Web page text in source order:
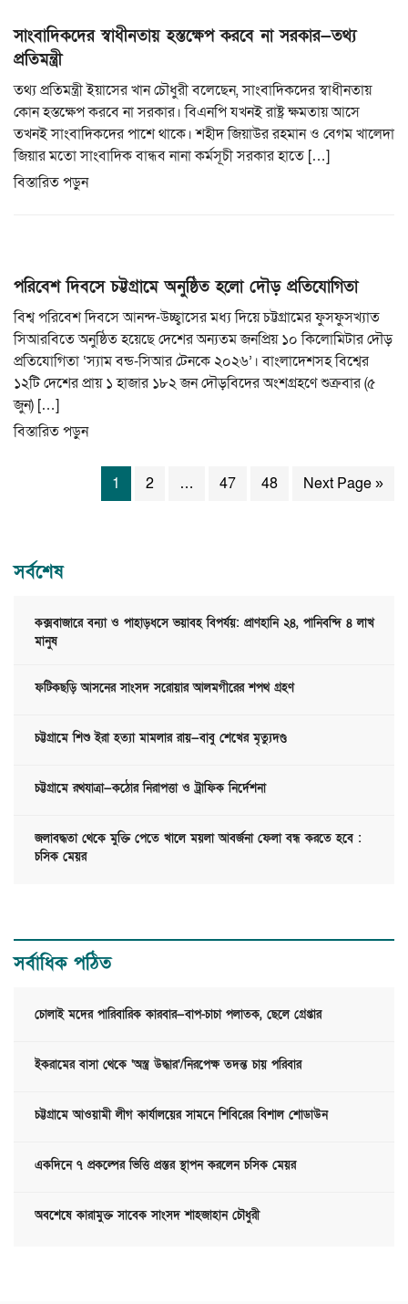
সাংবাদিকদের স্বাধীনতায় হস্তক্ষেপ করবে না সরকার—তথ্য
প্রতিমন্ত্রী
তথ্য প্রতিমন্ত্রী ইয়াসের খান চৌধুরী বলেছেন, সাংবাদিকদের স্বাধীনতায়
কোন হস্তক্ষেপ করবে না সরকার। বিএনপি যখনই রাষ্ট্র ক্ষমতায় আসে
তখনই সাংবাদিকদের পাশে থাকে। শহীদ জিয়াউর রহমান ও বেগম খালেদা
জিয়ার মতো সাংবাদিক বান্ধব নানা কর্মসূচী সরকার হাতে […]
বিস্তারিত পড়ুন
পরিবেশ দিবসে চট্টগ্রামে অনুষ্ঠিত হলো দৌড় প্রতিযোগিতা
বিশ্ব পরিবেশ দিবসে আনন্দ-উচ্ছ্বাসের মধ্য দিয়ে চট্টগ্রামের ফুসফুসখ্যাত
সিআরবিতে অনুষ্ঠিত হয়েছে দেশের অন্যতম জনপ্রিয় ১০ কিলোমিটার দৌড়
প্রতিযোগিতা ‘স্যাম বন্ড-সিআর টেনকে ২০২৬’। বাংলাদেশসহ বিশ্বের
১২টি দেশের প্রায় ১ হাজার ১৮২ জন দৌড়বিদের অংশগ্রহণে শুক্রবার (৫
জুন) […]
বিস্তারিত পড়ুন
1 2 … 47 48 Next Page »
সর্বশেষ
কক্সবাজারে বন্যা ও পাহাড়ধসে ভয়াবহ বিপর্যয়: প্রাণহানি ২৪, পানিবন্দি ৪ লাখ
মানুষ
ফটিকছড়ি আসনের সাংসদ সরোয়ার আলমগীরের শপথ গ্রহণ
চট্টগ্রামে শিশু ইরা হত্যা মামলার রায়—বাবু শেখের মৃত্যুদণ্ড
চট্টগ্রামে রথযাত্রা—কঠোর নিরাপত্তা ও ট্রাফিক নির্দেশনা
জলাবদ্ধতা থেকে মুক্তি পেতে খালে ময়লা আবর্জনা ফেলা বন্ধ করতে হবে :
চসিক মেয়র
সর্বাধিক পঠিত
চোলাই মদের পারিবারিক কারবার—বাপ-চাচা পলাতক, ছেলে গ্রেপ্তার
ইকরামের বাসা থেকে ‘অস্ত্র উদ্ধার’/নিরপেক্ষ তদন্ত চায় পরিবার
চট্টগ্রামে আওয়ামী লীগ কার্যালয়ের সামনে শিবিরের বিশাল শোডাউন
একদিনে ৭ প্রকল্পের ভিত্তি প্রস্তর স্থাপন করলেন চসিক মেয়র
অবশেষে কারামুক্ত সাবেক সাংসদ শাহজাহান চৌধুরী